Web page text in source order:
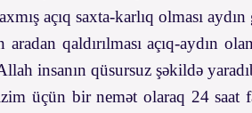
açıq saxta-karlıq olması
aradan qaldırılması açıq-aydın
insanın qüsursuz şəkildə
üçün bir nemət olaraq 24 saat